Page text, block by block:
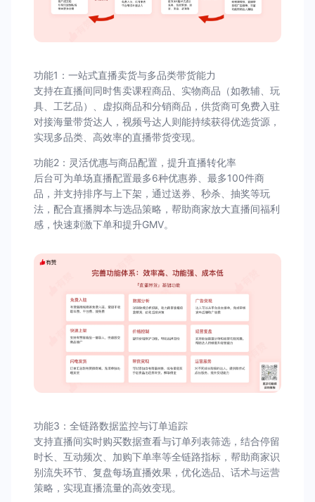
功能1：一站式直播卖货与多品类带货能力
支持在直播间同时售卖课程商品、实物商品（如教辅、玩
具、工艺品）、虚拟商品和分销商品，供货商可免费入驻
对接海量带货达人，视频号达人则能持续获得优选货源，
实现多品类、高效率的直播带货变现。
功能2：灵活优惠与商品配置，提升直播转化率
后台可为单场直播配置最多6种优惠券、最多100件商
品，并支持排序与上下架，通过送券、秒杀、抽奖等玩
法，配合直播脚本与选品策略，帮助商家放大直播间福利
感，快速刺激下单和提升GMV。
功能3：全链路数据监控与订单追踪
支持直播间实时购买数据查看与订单列表筛选，结合停留
时长、互动频次、加购下单率等全链路指标，帮助商家识
别流失环节、复盘每场直播效果，优化选品、话术与运营
策略，实现直播流量的高效变现。